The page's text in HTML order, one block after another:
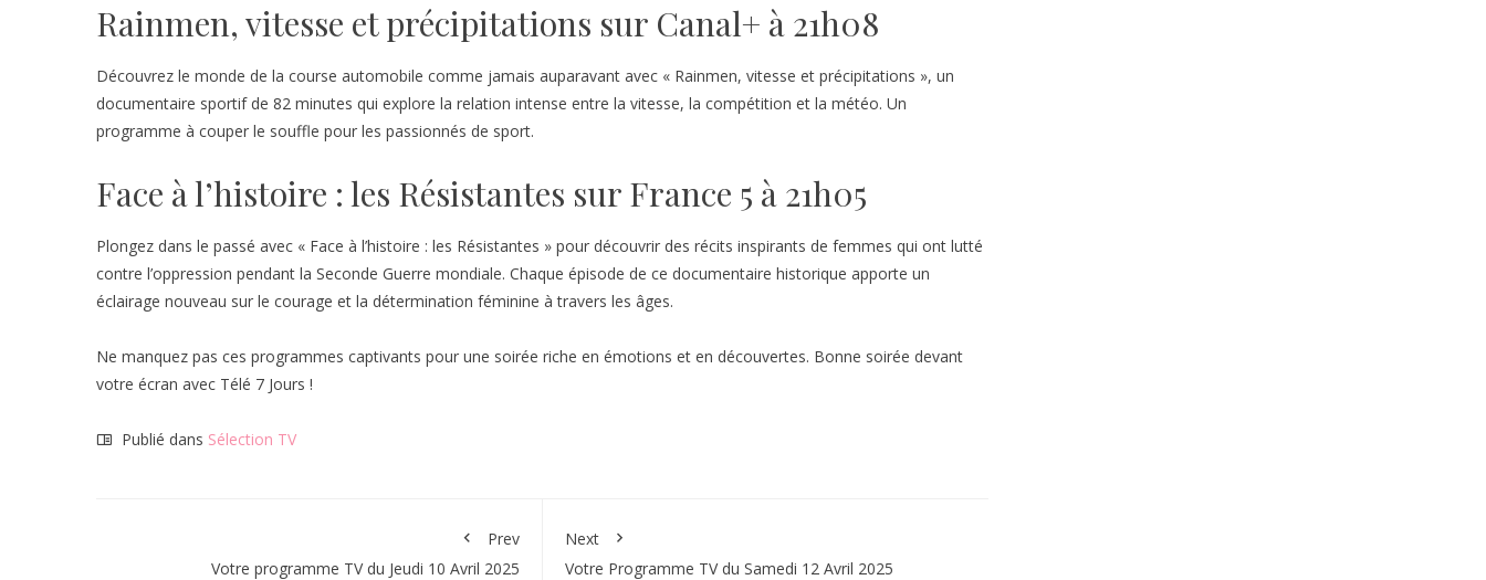
Rainmen, vitesse et précipitations sur Canal+ à 21h08
Découvrez le monde de la course automobile comme jamais auparavant avec « Rainmen, vitesse et précipitations », un
documentaire sportif de 82 minutes qui explore la relation intense entre la vitesse, la compétition et la météo. Un
programme à couper le souffle pour les passionnés de sport.
Face à l’histoire : les Résistantes sur France 5 à 21h05
Plongez dans le passé avec « Face à l’histoire : les Résistantes » pour découvrir des récits inspirants de femmes qui ont lutté
contre l’oppression pendant la Seconde Guerre mondiale. Chaque épisode de ce documentaire historique apporte un
éclairage nouveau sur le courage et la détermination féminine à travers les âges.
Ne manquez pas ces programmes captivants pour une soirée riche en émotions et en découvertes. Bonne soirée devant
votre écran avec Télé 7 Jours !
Publié dans Sélection TV
Prev
Votre programme TV du Jeudi 10 Avril 2025
Next
Votre Programme TV du Samedi 12 Avril 2025